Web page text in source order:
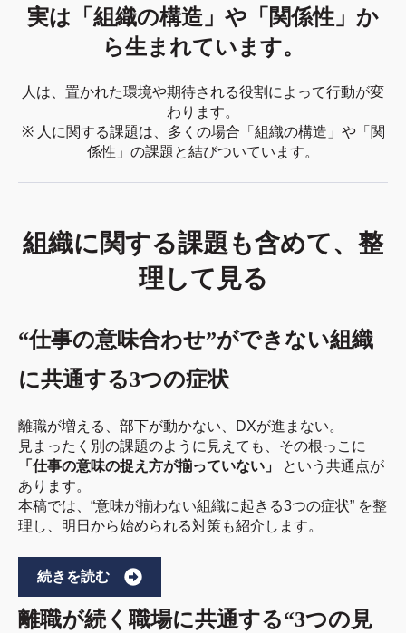
実は「組織の構造」や「関係性」か
ら生まれています。
人は、置かれた環境や期待される役割によって行動が変
わります。
※ 人に関する課題は、多くの場合「組織の構造」や「関
係性」の課題と結びついています。
組織に関する課題も含めて、整
理して見る
“仕事の意味合わせ”ができない組織
に共通する3つの症状
離職が増える、部下が動かない、DXが進まない。
見まったく別の課題のように見えても、その根っこに
「仕事の意味の捉え方が揃っていない」
という共通点が
あります。
本稿では、“意味が揃わない組織に起きる3つの症状” を整
理し、明日から始められる対策も紹介します。
続きを読む
離職が続く職場に共通する“3つの見